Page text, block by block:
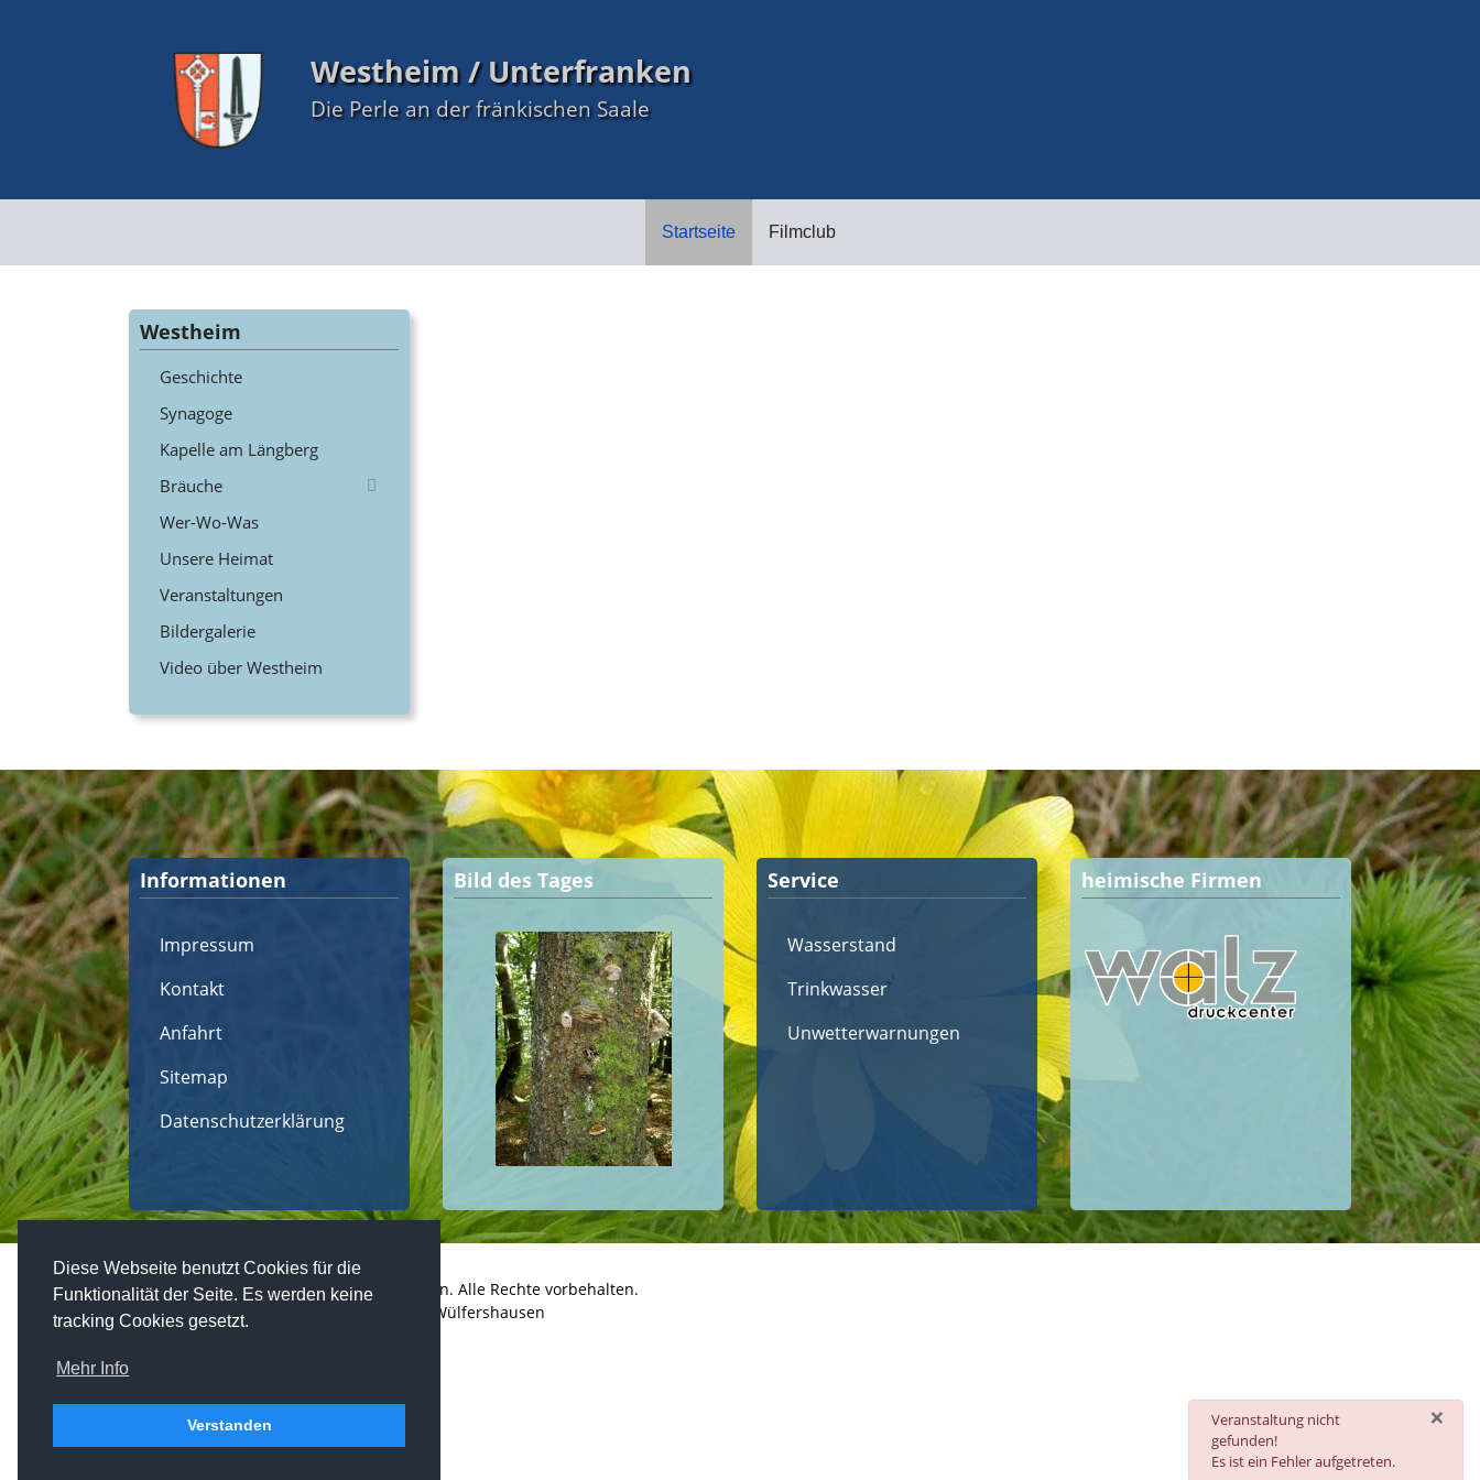
Diese Webseite benutzt Cookies für die
Funktionalität der Seite. Es werden keine
tracking Cookies gesetzt.
Mehr Info
Verstanden
Westheim / Unterfranken
Die Perle an der fränkischen Saale
Startseite Filmclub
Westheim
Geschichte
Synagoge
Kapelle am Längberg
Bräuche
Wer-Wo-Was
Unsere Heimat
Veranstaltungen
Bildergalerie
Video über Westheim
×
danger
Veranstaltung nicht
gefunden!
Es ist ein Fehler aufgetreten.
Informationen
Impressum
Kontakt
Anfahrt
Sitemap
Datenschutzerklärung
Bild des Tages Service
Wasserstand
Trinkwasser
Unwetterwarnungen
heimische Firmen
Copyright © 2026 Westheim / Unterfranken. Alle Rechte vorbehalten.
realized byComputerservice Steuerwald Wülfershausen